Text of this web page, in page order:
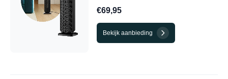
€69,95
Bekijk aanbieding